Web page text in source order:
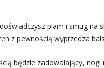
plam i smug na
z pewnością wyprzedza
będzie zadowalający,